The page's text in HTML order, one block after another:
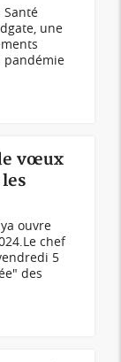
une
pandémie
vœux
ouvre
chef
5
des